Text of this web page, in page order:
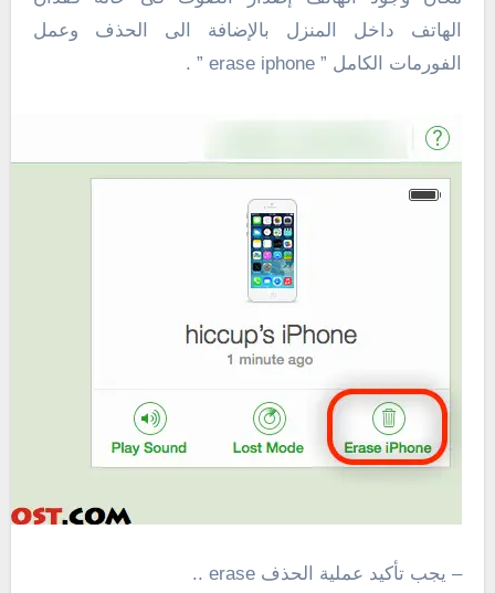
الهاتف داخل المنزل بالإضافة الى الحذف وعمل
الفورمات الكامل ” erase iphone ” .
– يجب تأكيد عملية الحذف erase ..